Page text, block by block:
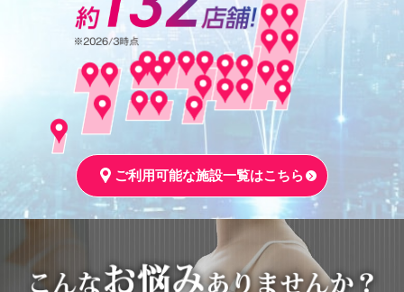
ご利用可能な施設一覧はこちら